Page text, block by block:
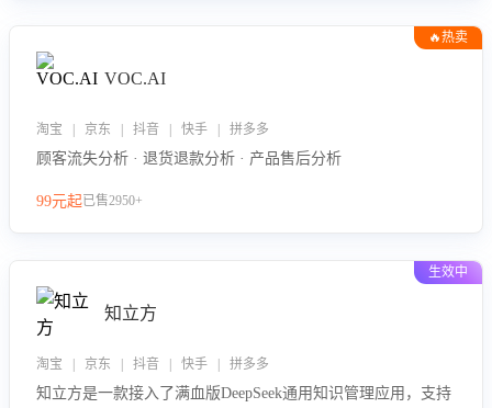
🔥热卖
VOC.AI
淘宝 | 京东 | 抖音 | 快手 | 拼多多
顾客流失分析 · 退货退款分析 · 产品售后分析
99元起已售2950+
生效中
知立方
淘宝 | 京东 | 抖音 | 快手 | 拼多多
知立方是一款接入了满血版DeepSeek通用知识管理应用，支持